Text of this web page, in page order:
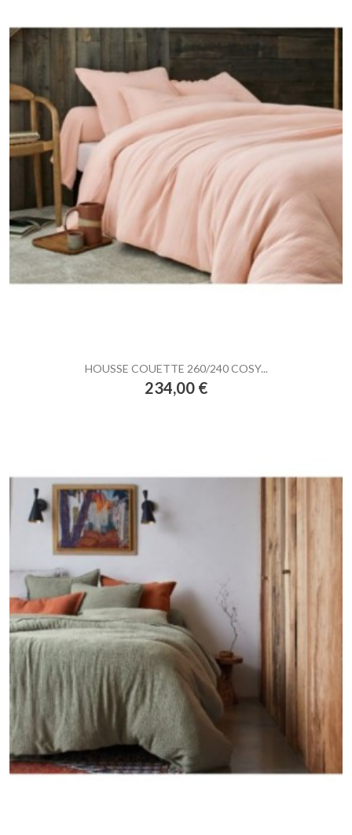
HOUSSE COUETTE 260/240 COSY...
Prix
234,00 €